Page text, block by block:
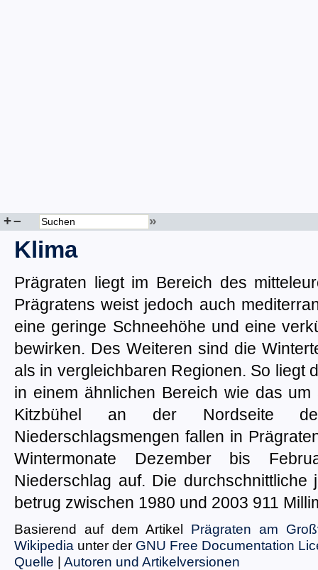
+– »
Klima
Prägraten liegt im Bereich des
Prägratens weist jedoch auch
eine geringe Schneehöhe und eine
bewirken. Des Weiteren sind die
als in vergleichbaren Regionen. So liegt
in einem ähnlichen Bereich wie das
Kitzbühel an der Nordseite
Niederschlagsmengen fallen in
Wintermonate Dezember bis
Niederschlag auf. Die durchschnittliche
betrug zwischen 1980 und 2003 911
Basierend auf dem Artikel Prägraten am
Wikipedia unter der GNU Free Documentation
Quelle | Autoren und Artikelversionen